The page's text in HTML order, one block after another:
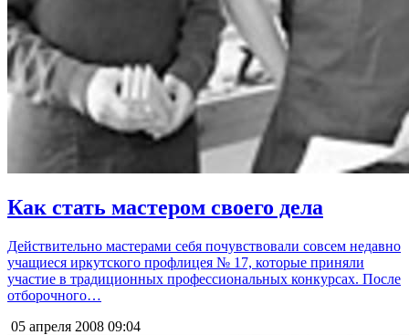
Как стать мастером своего дела
Действительно мастерами себя почувствовали совсем недавно
учащиеся иркутского профлицея № 17, которые приняли
участие в традиционных профессиональных конкурсах. После
отборочного…
05 апреля 2008 09:04